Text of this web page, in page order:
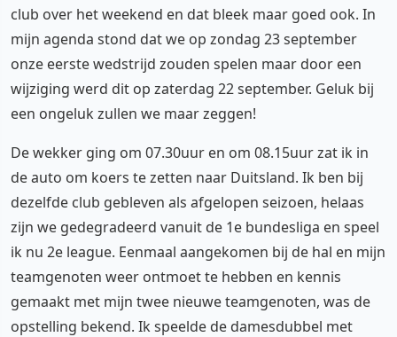
club over het weekend en dat bleek maar goed ook. In
mijn agenda stond dat we op zondag 23 september
onze eerste wedstrijd zouden spelen maar door een
wijziging werd dit op zaterdag 22 september. Geluk bij
een ongeluk zullen we maar zeggen!
De wekker ging om 07.30uur en om 08.15uur zat ik in
de auto om koers te zetten naar Duitsland. Ik ben bij
dezelfde club gebleven als afgelopen seizoen, helaas
zijn we gedegradeerd vanuit de 1e bundesliga en speel
ik nu 2e league. Eenmaal aangekomen bij de hal en mijn
teamgenoten weer ontmoet te hebben en kennis
gemaakt met mijn twee nieuwe teamgenoten, was de
opstelling bekend. Ik speelde de damesdubbel met